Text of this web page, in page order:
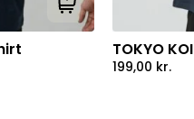
Tilføj til kurv
TOKYO
199,00 kr.